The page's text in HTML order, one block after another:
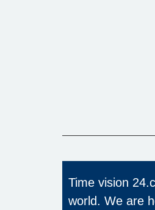
Time vision
world. We are